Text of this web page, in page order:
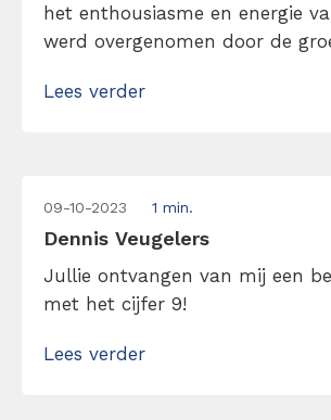
het enthousiasme en energie
werd overgenomen door de
Lees verder
09-10-2023 1 min.
Dennis Veugelers
Jullie ontvangen van mij een
met het cijfer 9!
Lees verder